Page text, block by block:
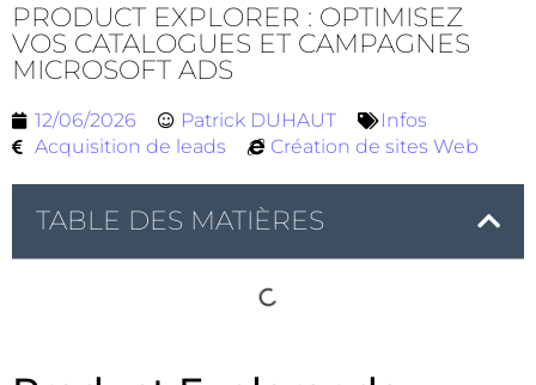
PRODUCT EXPLORER : OPTIMISEZ
VOS CATALOGUES ET CAMPAGNES
MICROSOFT ADS
12/06/2026 Patrick DUHAUT
Infos
Acquisition de leads
Création de sites Web
TABLE DES MATIÈRES